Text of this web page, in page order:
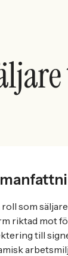
roll som
riktad mot
till